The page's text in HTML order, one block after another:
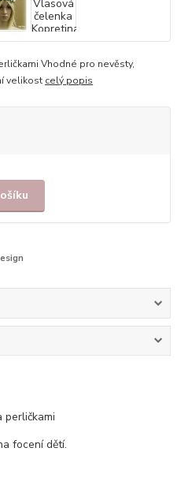
Vhodné pro nevěsty,
velikost celý popis
perličkami
focení dětí.